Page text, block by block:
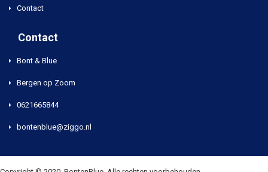
Contact
Contact
Bont & Blue
Bergen op Zoom
0621665844
bontenblue@ziggo.nl